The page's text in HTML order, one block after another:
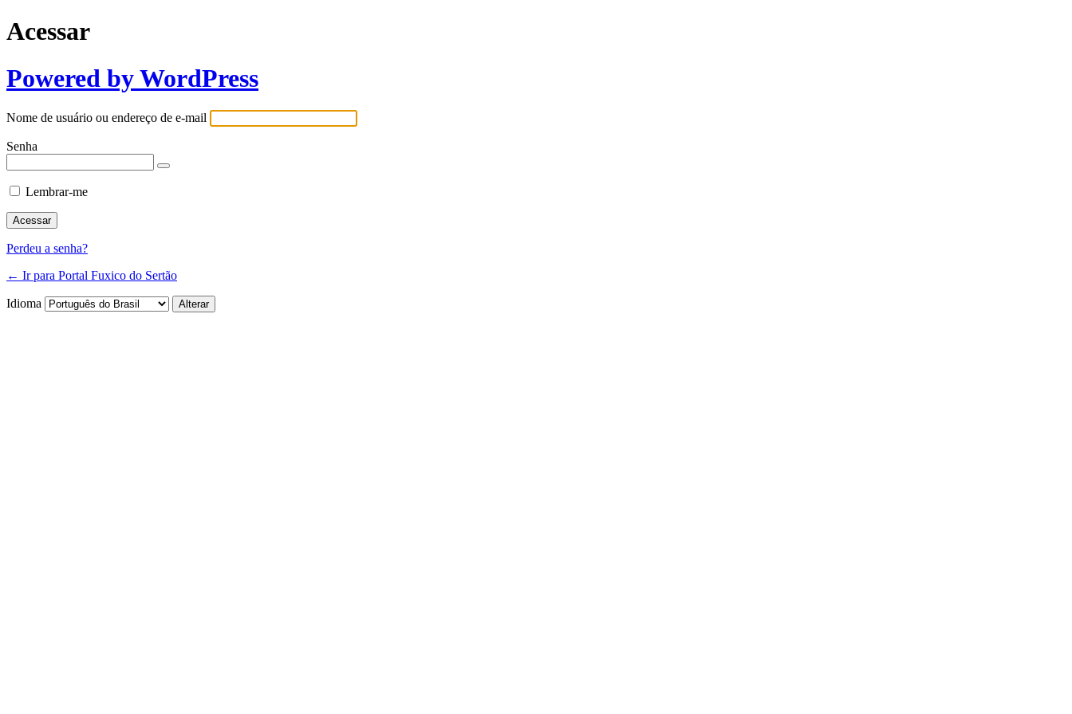
Acessar
Powered by WordPress
Nome de usuário ou endereço de e-mail
Senha
Lembrar-me
Perdeu a senha?
← Ir para Portal Fuxico do Sertão
Idioma